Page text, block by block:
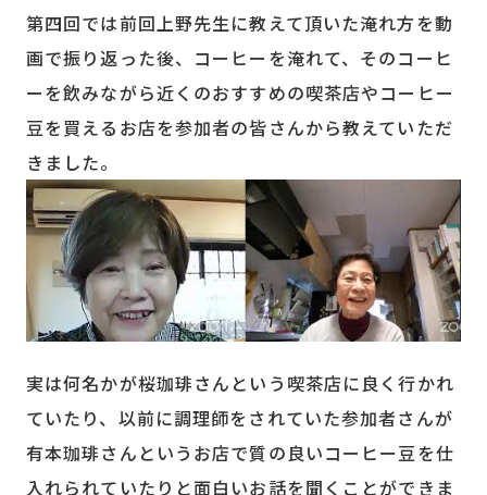
第四回では前回上野先生に教えて頂いた淹れ方を動
画で振り返った後、コーヒーを淹れて、そのコーヒ
ーを飲みながら近くのおすすめの喫茶店やコーヒー
豆を買えるお店を参加者の皆さんから教えていただ
きました。
実は何名かが桜珈琲さんという喫茶店に良く行かれ
ていたり、以前に調理師をされていた参加者さんが
有本珈琲さんというお店で質の良いコーヒー豆を仕
入れられていたりと面白いお話を聞くことができま